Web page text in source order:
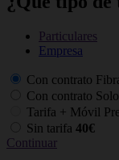
Particulares
Empresa
Con contrato
Con contrato
Tarifa + Móvil
Sin tarifa 40€
Continuar